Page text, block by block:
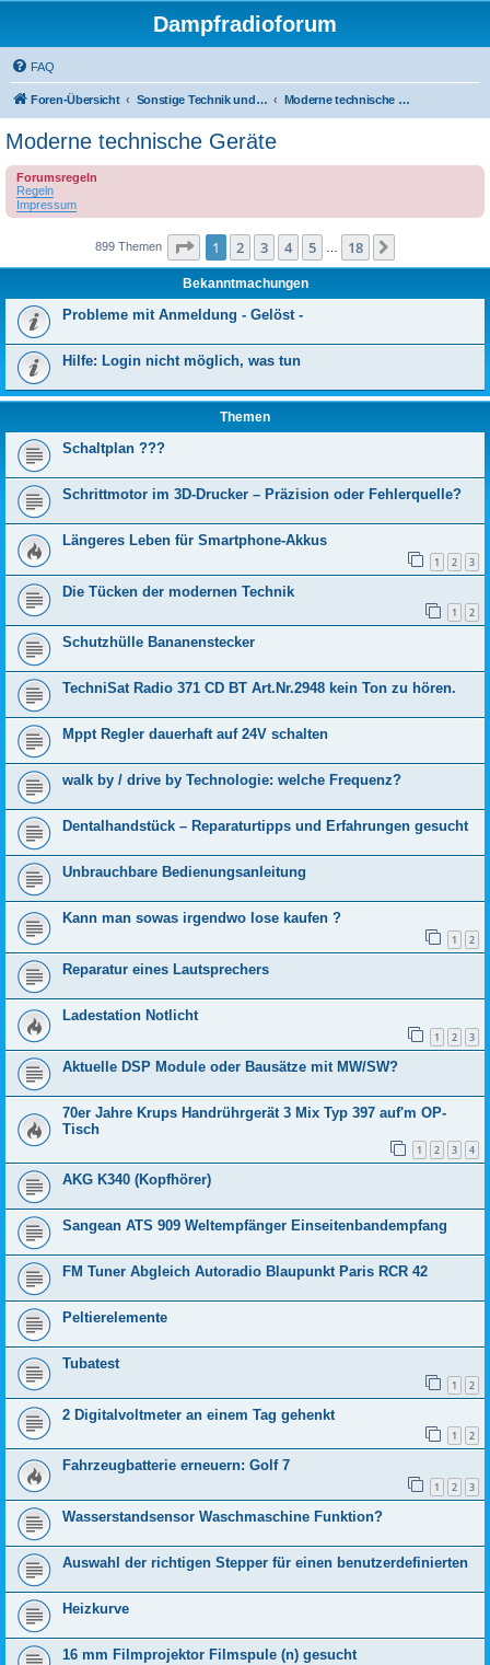
Dampfradioforum
FAQ
Foren-Übersicht Sonstige Technik und Unterhaltungselektronik Moderne technische Geräte
Moderne technische Geräte
Forumsregeln
Regeln
Impressum
899 Themen Seite 1von 18
1 2 3 4 5 18
Bekanntmachungen
Probleme mit Anmeldung - Gelöst -
Hilfe: Login nicht möglich, was tun
Themen
Schaltplan ???
Schritt­motor im 3D-Drucker – Präzision oder Fehlerquelle?
Längeres Leben für Smartphone-Akkus
1 2 3
Die Tücken der modernen Technik
1 2
Schutzhülle Bananenstecker
TechniSat Radio 371 CD BT Art.Nr.2948 kein Ton zu hören.
Mppt Regler dauerhaft auf 24V schalten
walk by / drive by Technologie: welche Frequenz?
Dentalhandstück – Reparaturtipps und Erfahrungen gesucht
Unbrauchbare Bedienungsanleitung
Kann man sowas irgendwo lose kaufen ?
1 2
Reparatur eines Lautsprechers
Ladestation Notlicht
1 2 3
Aktuelle DSP Module oder Bausätze mit MW/SW?
70er Jahre Krups Handrührgerät 3 Mix Typ 397 auf'm OP-
Tisch
1 2 3 4
AKG K340 (Kopfhörer)
Sangean ATS 909 Weltempfänger Einseitenbandempfang
FM Tuner Abgleich Autoradio Blaupunkt Paris RCR 42
Peltierelemente
Tubatest
1 2
2 Digitalvoltmeter an einem Tag gehenkt
1 2
Fahrzeugbatterie erneuern: Golf 7
1 2 3
Wasserstandsensor Waschmaschine Funktion?
Auswahl der richtigen Stepper für einen benutzerdefinierten
Heizkurve
16 mm Filmprojektor Filmspule (n) gesucht